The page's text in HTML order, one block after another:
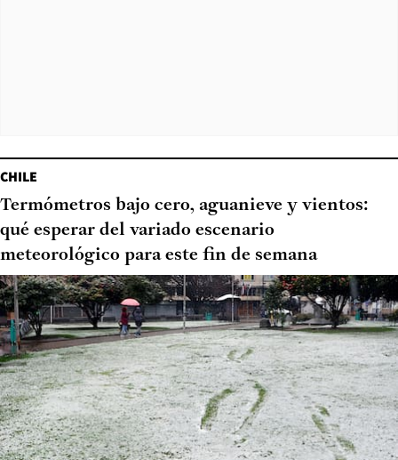
CHILE
Termómetros bajo cero, aguanieve y vientos:
qué esperar del variado escenario
meteorológico para este fin de semana